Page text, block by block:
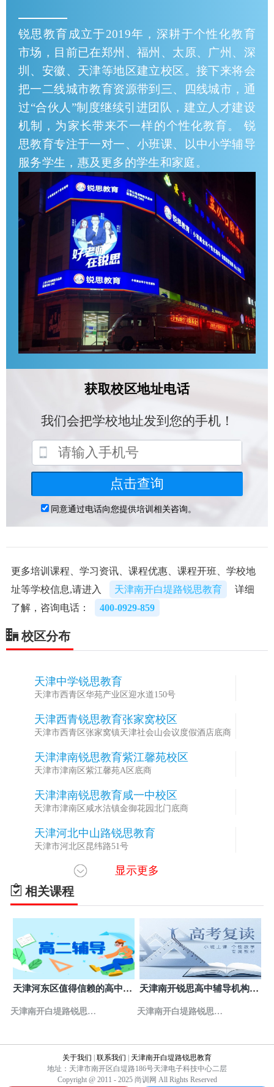
锐思教育成立于2019年，深耕于个性化教育
市场，目前已在郑州、福州、太原、广州、深
圳、安徽、天津等地区建立校区。接下来将会
把一二线城市教育资源带到三、四线城市，通
过“合伙人”制度继续引进团队，建立人才建设
机制，为家长带来不一样的个性化教育。 锐
思教育专注于一对一、小班课、以中小学辅导
服务学生，惠及更多的学生和家庭。
更多培训课程、学习资讯、课程优惠、课程开班、学校地
址等学校信息,请进入
天津南开白堤路锐思教育
详细
了解，咨询电话：
400-0929-859
校区分布
天津中学锐思教育
天津市西青区华苑产业区迎水道150号
天津西青锐思教育张家窝校区
天津市西青区张家窝镇天津社会山会议度假酒店底商
天津津南锐思教育紫江馨苑校区
天津市津南区紫江馨苑A区底商
天津津南锐思教育咸一中校区
天津市津南区咸水沽镇金御花园北门底商
天津河北中山路锐思教育
天津市河北区昆纬路51号
天津静海锐思教育模范校区
天津市静海区东方红路泰安盛世郡商
天津静海锐思教育实验校区
8 天津滨海贻成福地锐思教育
天津市塘沽福州道贻成福地底商
9 天津滨海生态城锐思教育
天津滨海浙江路锐思教育
天津市塘沽上海道2338号
显示更多
相关课程
天津河东区值得信赖的高中全
育
天津南开白堤路锐思教
天津南开锐思高中辅导机构哪
天津南开白堤路锐思教
关于我们 联系我们
天津南开白堤路锐思教育
地址：天津市南开区白堤路186号天津电子科技中心二层
Copyright @ 2011 - 2025 尚训网 All Rights Reserved